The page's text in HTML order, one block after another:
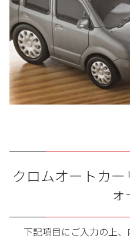
クロムオートカ
下記項目にご入力の上、